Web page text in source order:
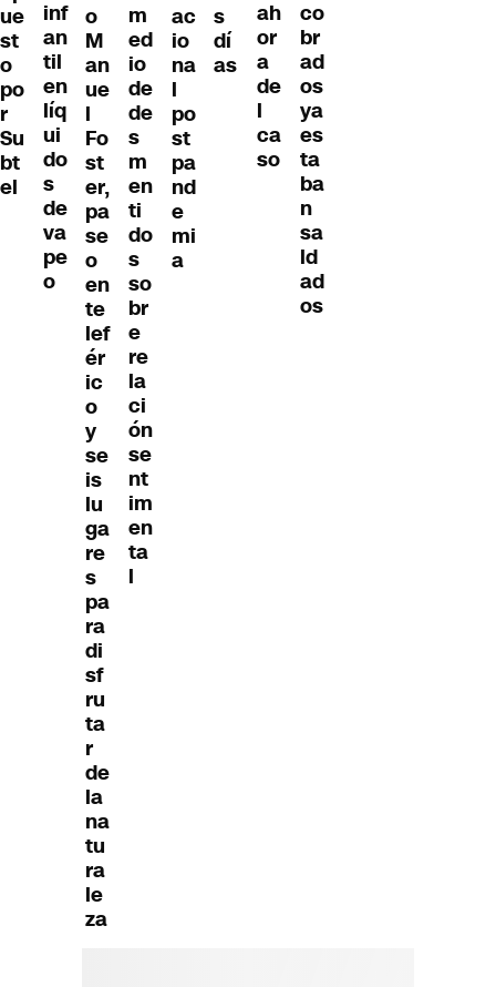
ue
st
o
po
r
Su
bt
el
inf
an
til
en
líq
ui
do
s
de
va
pe
o
o
M
an
ue
l
Fo
st
er,
pa
se
o
en
te
lef
ér
ic
o
y
se
is
lu
ga
re
s
pa
ra
di
sf
ru
ta
r
de
la
na
tu
ra
le
za
m
ed
io
de
de
s
m
en
ti
do
s
so
br
e
re
la
ci
ón
se
nt
im
en
ta
l
ac
io
na
l
po
st
pa
nd
e
mi
a
s
dí
as
ah
or
a
de
l
ca
so
co
br
ad
os
ya
es
ta
ba
n
sa
ld
ad
os